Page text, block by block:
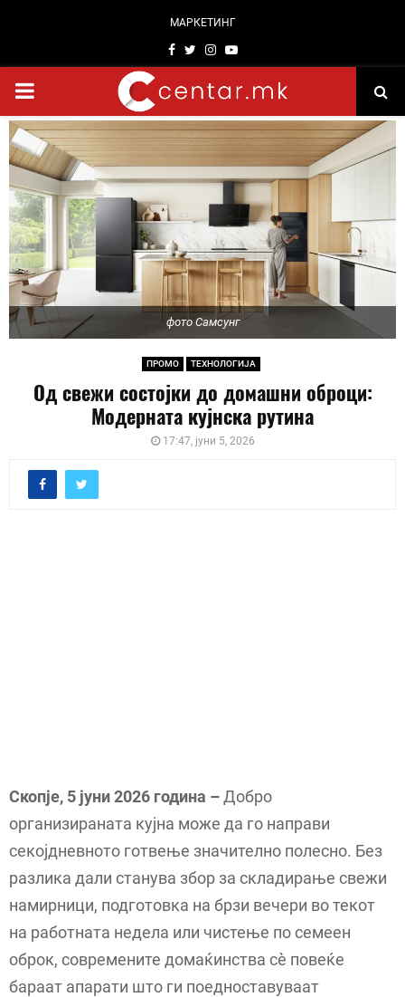
МАРКЕТИНГ
Facebook
TwitterInstagram
Youtube
PRIMARY
MENU
фото Самсунг
ПРОМО ТЕХНОЛОГИЈА
Од свежи состојки до домашни оброци:
Модерната кујнска рутина
17:47, јуни 5, 2026
Скопје, 5 јуни 2026 година –Добро
организираната кујна може да го направи
секојдневното готвење значително полесно. Без
разлика дали станува збор за складирање свежи
намирници, подготовка на брзи вечери во текот
на работната недела или чистење по семеен
оброк, современите домаќинства сè повеќе
бараат апарати што ги поедноставуваат